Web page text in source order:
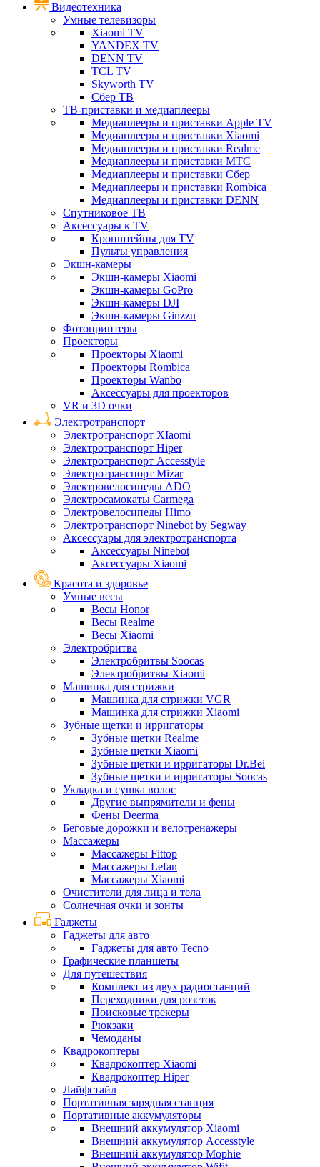
Видеотехника
Умные телевизоры
Xiaomi TV
YANDEX TV
DENN TV
TCL TV
Skyworth TV
Сбер ТВ
ТВ-приставки и медиаплееры
Медиаплееры и приставки Apple TV
Медиаплееры и приставки Xiaomi
Медиаплееры и приставки Realme
Медиаплееры и приставки МТС
Медиаплееры и приставки Сбер
Медиаплееры и приставки Rombica
Медиаплееры и приставки DENN
Спутниковое ТВ
Аксессуары к TV
Кронштейны для TV
Пульты управления
Экшн-камеры
Экшн-камеры Xiaomi
Экшн-камеры GoPro
Экшн-камеры DJI
Экшн-камеры Ginzzu
Фотопринтеры
Проекторы
Проекторы Xiaomi
Проекторы Rombica
Проекторы Wanbo
Аксессуары для проекторов
VR и 3D очки
Электротранспорт
Электротранспорт XIaomi
Электротранспорт Hiper
Электротранспорт Accesstyle
Электротранспорт Mizar
Электровелосипеды ADO
Электросамокаты Carmega
Электровелосипеды Himo
Электротранспорт Ninebot by Segway
Аксессуары для электротранспорта
Аксессуары Ninebot
Аксессуары Xiaomi
Красота и здоровье
Умные весы
Весы Honor
Весы Realme
Весы Xiaomi
Электробритва
Электробритвы Soocas
Электробритвы Xiaomi
Машинка для стрижки
Машинка для стрижки VGR
Машинка для стрижки Xiaomi
Зубные щетки и ирригаторы
Зубные щетки Realme
Зубные щетки Xiaomi
Зубные щетки и ирригаторы Dr.Bei
Зубные щетки и ирригаторы Soocas
Укладка и сушка волос
Другие выпрямители и фены
Фены Deerma
Беговые дорожки и велотренажеры
Массажеры
Массажеры Fittop
Массажеры Lefan
Массажеры Xiaomi
Очистители для лица и тела
Солнечная очки и зонты
Гаджеты
Гаджеты для авто
Гаджеты для авто Tecno
Графические планшеты
Для путешествия
Комплект из двух радиостанций
Переходники для розеток
Поисковые трекеры
Рюкзаки
Чемоданы
Квадрокоптеры
Квадрокоптер Xiaomi
Квадрокоптер Hiper
Лайфстайл
Портативная зарядная станция
Портативные аккумуляторы
Внешний аккумулятор Xiaomi
Внешний аккумулятор Accesstyle
Внешний аккумулятор Mophie